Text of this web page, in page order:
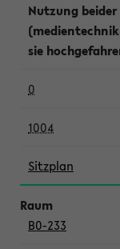
Nutzung
sie
0
1004
Sitzplan
B0-233